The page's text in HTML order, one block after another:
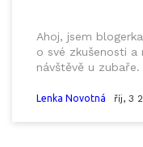
Ahoj, jsem
o své zkušenosti
návštěvě u
nesnesitelná?
Lenka Novotná říj, 3